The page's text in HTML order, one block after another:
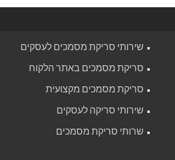
שירותי סריקת מסמכים לעסקים
סריקת מסמכים באתר הלקוח
סריקת מסמכים מקצועית
שירותי סריקה לעסקים
שרותי סריקת מסמכים